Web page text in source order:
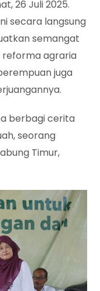
26 Juli 2025.
secara langsung
semangat
reforma agraria
juga
berbagi cerita
seorang
Timur,